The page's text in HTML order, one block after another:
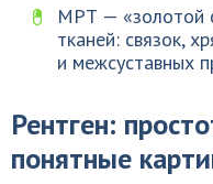
МРТ — «золотой
тканей: связок,
и межсуставных
Рентген:
понятные